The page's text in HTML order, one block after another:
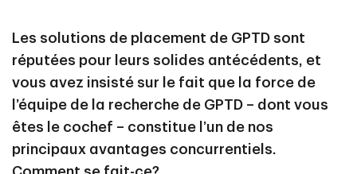
Les solutions de placement de GPTD sont
réputées pour leurs solides antécédents, et
vous avez insisté sur le fait que la force de
l’équipe de la recherche de GPTD – dont vous
êtes le cochef – constitue l’un de nos
principaux avantages concurrentiels.